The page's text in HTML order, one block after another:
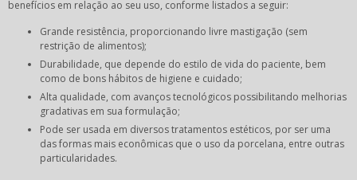
benefícios em relação ao seu uso, conforme listados a seguir:
Grande resistência, proporcionando livre mastigação (sem
restrição de alimentos);
Durabilidade, que depende do estilo de vida do paciente, bem
como de bons hábitos de higiene e cuidado;
Alta qualidade, com avanços tecnológicos possibilitando melhorias
gradativas em sua formulação;
Pode ser usada em diversos tratamentos estéticos, por ser uma
das formas mais econômicas que o uso da porcelana, entre outras
particularidades.